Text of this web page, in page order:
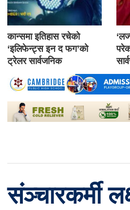
कान्समा इतिहास रचेको
‘इलिफेन्ट्स इन द फग’को
ट्रेलर सार्वजनिक
संञ्चारकर्मी